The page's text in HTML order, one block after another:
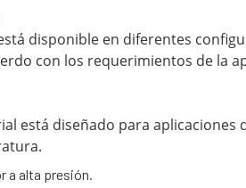
disponible en diferentes
con los requerimientos de la
está diseñado para
a alta presión.